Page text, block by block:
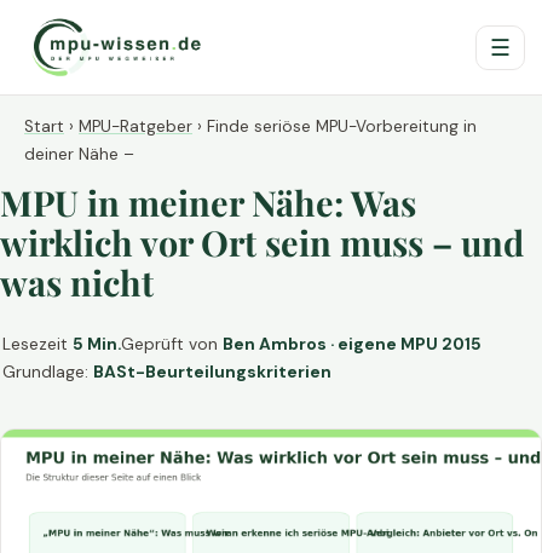
☰
Start › MPU-Ratgeber › Finde seriöse MPU-Vorbereitung in
deiner Nähe –
MPU in meiner Nähe: Was
wirklich vor Ort sein muss – und
was nicht
Lesezeit 5 Min.Geprüft von Ben Ambros · eigene MPU 2015
Grundlage: BASt-Beurteilungskriterien